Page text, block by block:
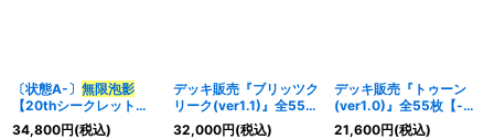
〔状態A-〕 無限泡影
【20thシークレット】
{20TH-JPC99}《罠》
34,800円(税込)
デッキ販売『ブリッツク
リーク(ver1.1)』全55枚
【-】{-}《デッキ販売》
32,000円(税込)
デッキ販売『トゥーン
(ver1.0)』全55枚【-】
{-}《デッキ販売》
21,600円(税込)